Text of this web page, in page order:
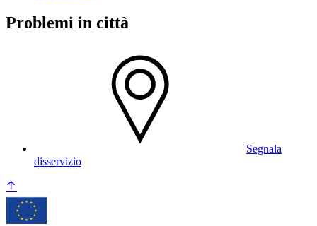
Problemi in città
Segnala
disservizio